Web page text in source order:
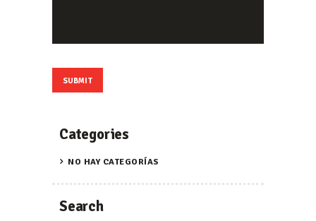
Categories
NO HAY CATEGORÍAS
Search